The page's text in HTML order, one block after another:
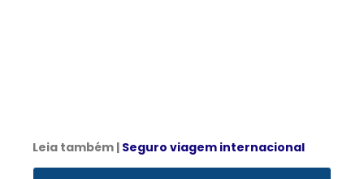
Leia também | Seguro viagem internacional